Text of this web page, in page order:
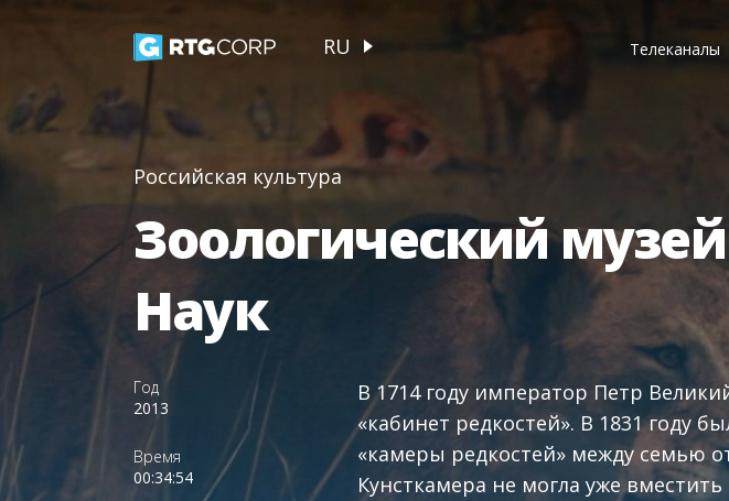
RU Телеканалы
Российская культура
Зоологический
Наук
Год
2013
Время
00:34:54
В 1714 году император Петр
«кабинет редкостей». В 1831 году
«камеры редкостей» между семью
Кунсткамера не могла уже